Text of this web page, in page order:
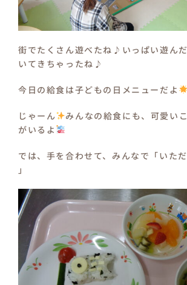
街でたくさん遊べたね♪いっぱい遊ん
いてきちゃったね♪
今日の給食は子どもの日メニューだよ
じゃーん
みんなの給食にも、可愛い
がいるよ
では、手を合わせて、みんなで「いた
」